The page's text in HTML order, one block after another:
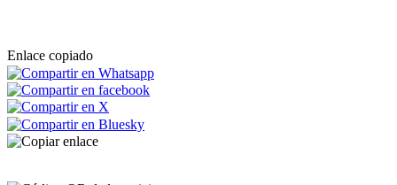
Enlace copiado